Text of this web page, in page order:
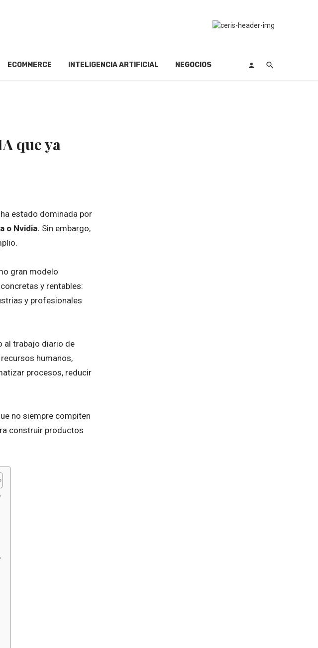
ECOMMERCE INTELIGENCIA ARTIFICIAL NEGOCIOS
que ya
estado dominada por
o Nvidia. Sin embargo,
gran modelo
y rentables:
y profesionales
al trabajo diario de
humanos,
procesos, reducir
no siempre compiten
construir productos